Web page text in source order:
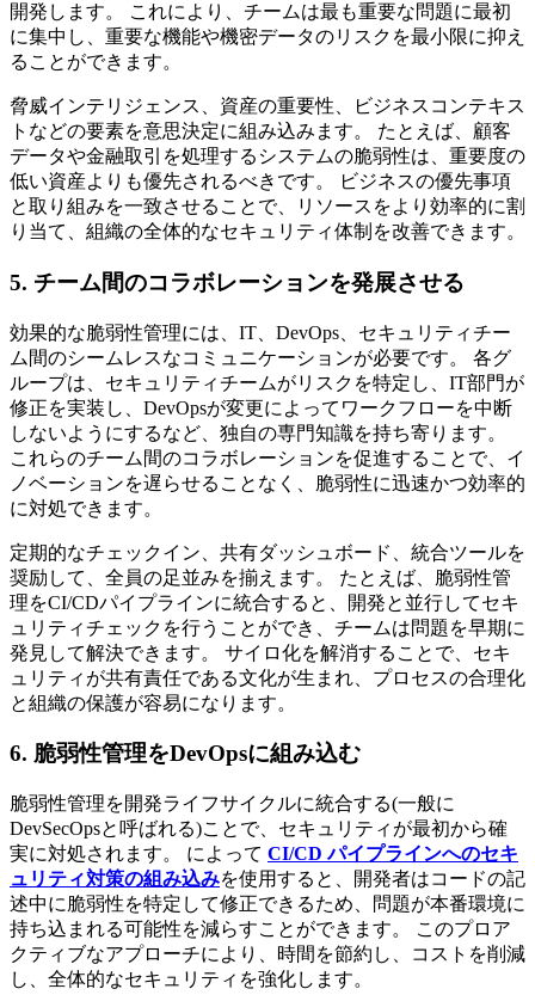
開発します。 これにより、チームは最も重要な問題に最初
に集中し、重要な機能や機密データのリスクを最小限に抑え
ることができます。
脅威インテリジェンス、資産の重要性、ビジネスコンテキス
トなどの要素を意思決定に組み込みます。 たとえば、顧客
データや金融取引を処理するシステムの脆弱性は、重要度の
低い資産よりも優先されるべきです。 ビジネスの優先事項
と取り組みを一致させることで、リソースをより効率的に割
り当て、組織の全体的なセキュリティ体制を改善できます。
5. チーム間のコラボレーションを発展させる
効果的な脆弱性管理には、IT、DevOps、セキュリティチー
ム間のシームレスなコミュニケーションが必要です。 各グ
ループは、セキュリティチームがリスクを特定し、IT部門が
修正を実装し、DevOpsが変更によってワークフローを中断
しないようにするなど、独自の専門知識を持ち寄ります。
これらのチーム間のコラボレーションを促進することで、イ
ノベーションを遅らせることなく、脆弱性に迅速かつ効率的
に対処できます。
定期的なチェックイン、共有ダッシュボード、統合ツールを
奨励して、全員の足並みを揃えます。 たとえば、脆弱性管
理をCI/CDパイプラインに統合すると、開発と並行してセキ
ュリティチェックを行うことができ、チームは問題を早期に
発見して解決できます。 サイロ化を解消することで、セキ
ュリティが共有責任である文化が生まれ、プロセスの合理化
と組織の保護が容易になります。
6. 脆弱性管理をDevOpsに組み込む
脆弱性管理を開発ライフサイクルに統合する(一般に
DevSecOpsと呼ばれる)ことで、セキュリティが最初から確
実に対処されます。 によって CI/CD パイプラインへのセキ
ュリティ対策の組み込みを使用すると、開発者はコードの記
述中に脆弱性を特定して修正できるため、問題が本番環境に
持ち込まれる可能性を減らすことができます。 このプロア
クティブなアプローチにより、時間を節約し、コストを削減
し、全体的なセキュリティを強化します。